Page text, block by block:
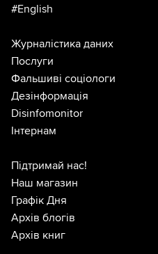
#English
Журналістика даних
Послуги
Фальшиві соціологи
Дезінформація
Disinfomonitor
Інтернам
Підтримай нас!
Наш магазин
Графік Дня
Архів блогів
Архів книг